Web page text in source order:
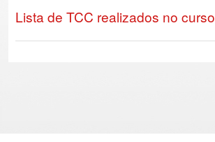
Lista de TCC realizados no curso